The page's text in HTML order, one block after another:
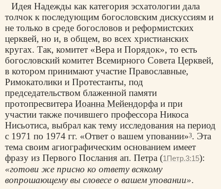
Идея Надежды как категория эсхатологии дала
толчок к последующим богословским дискуссиям и
не только в среде богословов и реформистских
церквей, но и, в общем, во всех христианских
кругах. Так, комитет «Вера и Порядок», то есть
богословский комитет Всемирного Совета Церквей,
в котором принимают участие Православные,
Римокатолики и Протестанты, под
председательством блаженной памяти
протопресвитера Иоанна Мейендорфа и при
участии также почившего профессора Никоса
Нисьотиса, выбрал как тему исследования на период
с 1971 по 1974 гг. «Ответ о вашем уповании»3. Эта
тема своим агиографическим основанием имеет
фразу из Первого Послания ап. Петра (1Петр.3:15):
«готови же присно ко ответу всякому
вопрошающему вы словесе о вашем уповании».